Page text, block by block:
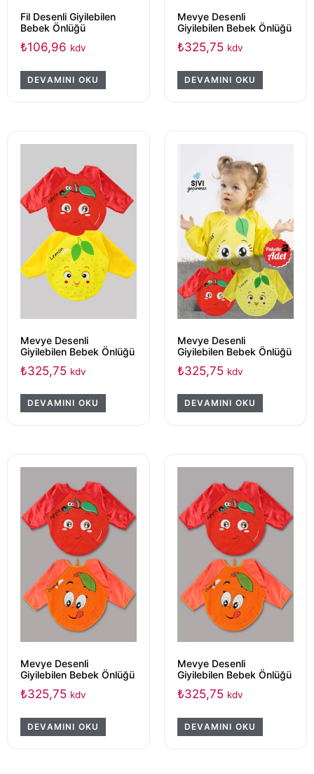
Fil Desenli Giyilebilen
Bebek Önlüğü
₺106,96 kdv
DEVAMINI OKU
Mevye Desenli
Giyilebilen Bebek Önlüğü
₺325,75 kdv
DEVAMINI OKU
Mevye Desenli
Giyilebilen Bebek Önlüğü
₺325,75 kdv
DEVAMINI OKU
Mevye Desenli
Giyilebilen Bebek Önlüğü
₺325,75 kdv
DEVAMINI OKU
Mevye Desenli
Giyilebilen Bebek Önlüğü
₺325,75 kdv
DEVAMINI OKU
Mevye Desenli
Giyilebilen Bebek Önlüğü
₺325,75 kdv
DEVAMINI OKU